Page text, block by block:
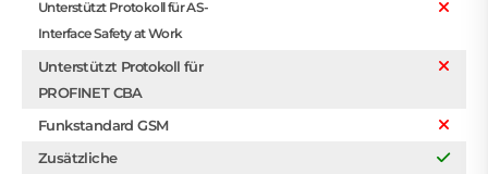
Unterstützt Protokoll für AS-
Interface Safety at Work
Unterstützt Protokoll für
PROFINET CBA
Funkstandard GSM
Zusätzliche